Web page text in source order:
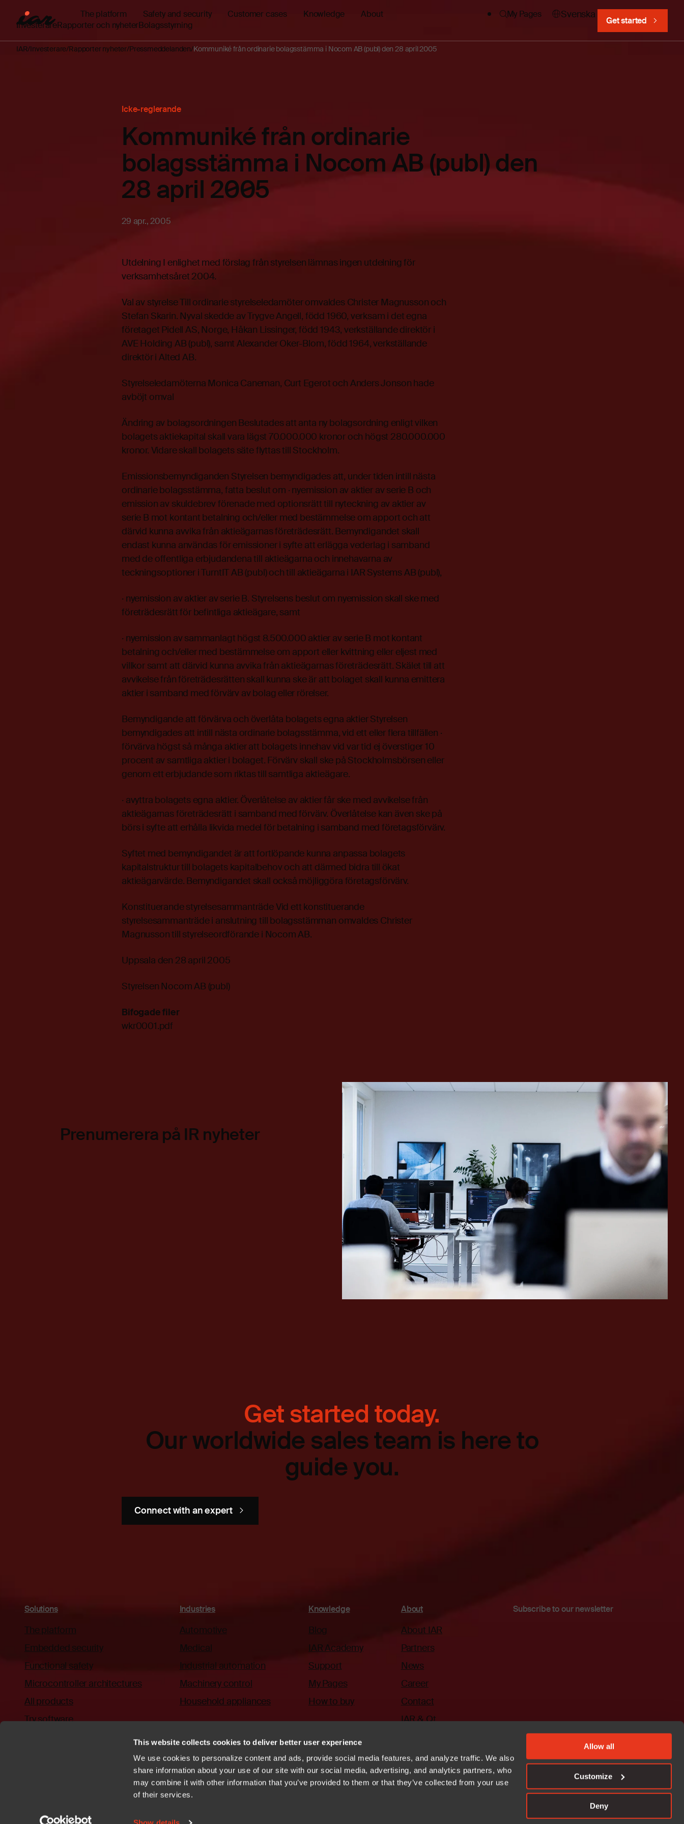
This website collects cookies to deliver better user experience
We use cookies to personalize content and ads, provide social media features, and analyze traffic. We also
share information about your use of our site with our social media, advertising, and analytics partners, who
may combine it with other information that you’ve provided to them or that they’ve collected from your use
of their services.
Allow all
Customize
Deny
The platform Safety and security Customer cases Knowledge About My Pages Svenska
Get started
InvesterareRapporter och nyheterBolagsstyrning
IAR Investerare Rapporter nyheter Pressmeddelanden Kommuniké från ordinarie bolagsstämma i Nocom AB (publ) den 28 april 2005
Icke-reglerande
Kommuniké från ordinarie
bolagsstämma i Nocom AB (publ) den
28 april 2005
29 apr., 2005
Utdelning I enlighet med förslag från styrelsen lämnas ingen utdelning för
verksamhetsåret 2004.
Val av styrelse Till ordinarie styrelseledamöter omvaldes Christer Magnusson och
Stefan Skarin. Nyval skedde av Trygve Angell, född 1960, verksam i det egna
företaget Pidell AS, Norge, Håkan Lissinger, född 1943, verkställande direktör i
AVE Holding AB (publ), samt Alexander Oker-Blom, född 1964, verkställande
direktör i Alted AB.
Styrelseledamöterna Monica Caneman, Curt Egerot och Anders Jonson hade
avböjt omval
Ändring av bolagsordningen Beslutades att anta ny bolagsordning enligt vilken
bolagets aktiekapital skall vara lägst 70.000.000 kronor och högst 280.000.000
kronor. Vidare skall bolagets säte flyttas till Stockholm.
Emissionsbemyndiganden Styrelsen bemyndigades att, under tiden intill nästa
ordinarie bolagsstämma, fatta beslut om · nyemission av aktier av serie B och
emission av skuldebrev förenade med optionsrätt till nyteckning av aktier av
serie B mot kontant betalning och/eller med bestämmelse om apport och att
därvid kunna avvika från aktieägarnas företrädesrätt. Bemyndigandet skall
endast kunna användas för emissioner i syfte att erlägga vederlag i samband
med de offentliga erbjudandena till aktieägarna och innehavarna av
teckningsoptioner i TurntIT AB (publ) och till aktieägarna i IAR Systems AB (publ),
· nyemission av aktier av serie B. Styrelsens beslut om nyemission skall ske med
företrädesrätt för befintliga aktieägare, samt
· nyemission av sammanlagt högst 8.500.000 aktier av serie B mot kontant
betalning och/eller med bestämmelse om apport eller kvittning eller eljest med
villkor samt att därvid kunna avvika från aktieägarnas företrädesrätt. Skälet till att
avvikelse från företrädesrätten skall kunna ske är att bolaget skall kunna emittera
aktier i samband med förvärv av bolag eller rörelser.
Bemyndigande att förvärva och överlåta bolagets egna aktier Styrelsen
bemyndigades att intill nästa ordinarie bolagsstämma, vid ett eller flera tillfällen ·
förvärva högst så många aktier att bolagets innehav vid var tid ej överstiger 10
procent av samtliga aktier i bolaget. Förvärv skall ske på Stockholmsbörsen eller
genom ett erbjudande som riktas till samtliga aktieägare.
· avyttra bolagets egna aktier. Överlåtelse av aktier får ske med avvikelse från
aktieägarnas företrädesrätt i samband med förvärv. Överlåtelse kan även ske på
börs i syfte att erhålla likvida medel för betalning i samband med företagsförvärv.
Syftet med bemyndigandet är att fortlöpande kunna anpassa bolagets
kapitalstruktur till bolagets kapitalbehov och att därmed bidra till ökat
aktieägarvärde. Bemyndigandet skall också möjliggöra företagsförvärv.
Konstituerande styrelsesammanträde Vid ett konstituerande
styrelsesammanträde i anslutning till bolagsstämman omvaldes Christer
Magnusson till styrelseordförande i Nocom AB.
Uppsala den 28 april 2005
Styrelsen Nocom AB (publ)
Bifogade filer
wkr0001.pdf
Prenumerera på IR nyheter
Get started today.
Our worldwide sales team is here to
guide you.
Connect with an expert
Solutions
The platform
Embedded security
Functional safety
Microcontroller architectures
All products
Try software
Industries
Automotive
Medical
Industrial automation
Machinery control
Household appliances
Knowledge
Blog
IAR Academy
Support
My Pages
How to buy
About
About IAR
Partners
News
Career
Contact
IAR & Qt
Subscribe to our newsletter
Trademarks Patents Terms of Use Whistleblowing Vulnerability disclosure